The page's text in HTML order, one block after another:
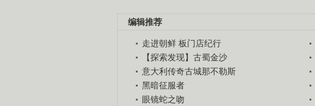
编辑推荐
走进朝鲜 板门店纪行
【探索发现】古蜀金沙
意大利传奇古城那不勒斯
黑暗征服者
眼镜蛇之吻